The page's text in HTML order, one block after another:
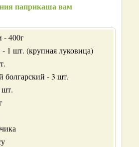
паприкаша вам
- 400г
1 шт. (крупная луковица)
болгарский - 3 шт.